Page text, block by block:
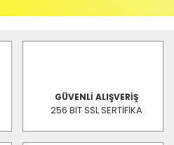
GÜVENLİ ALIŞVERİŞ
256 BIT SSL SERTİFİKA